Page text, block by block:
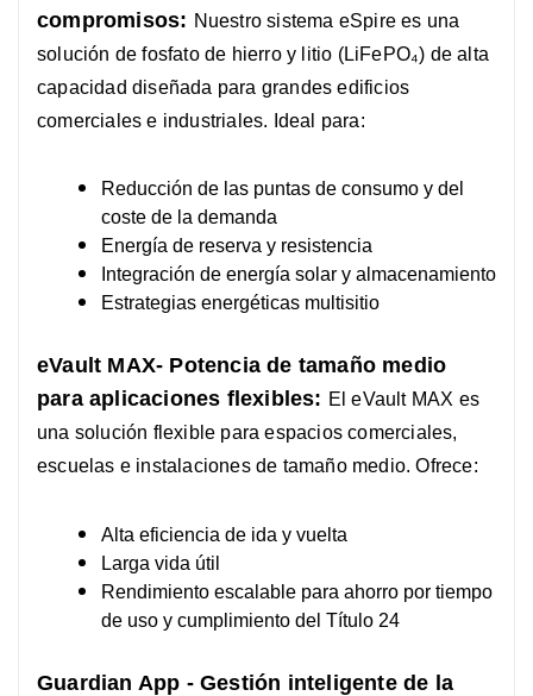
compromisos: Nuestro sistema eSpire es una
solución de fosfato de hierro y litio (LiFePO₄) de alta
capacidad diseñada para grandes edificios
comerciales e industriales. Ideal para:
Reducción de las puntas de consumo y del
coste de la demanda
Energía de reserva y resistencia
Integración de energía solar y almacenamiento
Estrategias energéticas multisitio
eVault MAX- Potencia de tamaño medio
para aplicaciones flexibles: El eVault MAX es
una solución flexible para espacios comerciales,
escuelas e instalaciones de tamaño medio. Ofrece:
Alta eficiencia de ida y vuelta
Larga vida útil
Rendimiento escalable para ahorro por tiempo
de uso y cumplimiento del Título 24
Guardian App - Gestión inteligente de la